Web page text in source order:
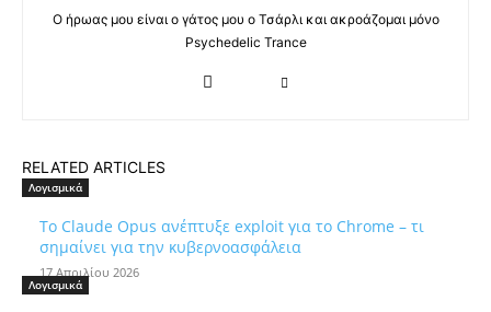
Ο ήρωας μου είναι ο γάτος μου ο Τσάρλι και ακροάζομαι μόνο
Psychedelic Trance
RELATED ARTICLES
Λογισμικά
Το Claude Opus ανέπτυξε exploit για το Chrome – τι
σημαίνει για την κυβερνοασφάλεια
17 Απριλίου 2026
Λογισμικά